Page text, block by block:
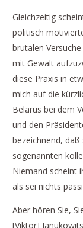
Gleichzeitig
politisch
brutalen
mit Gewalt
diese Praxis in
mich auf die
Belarus bei dem
und den
bezeichnend,
sogenannten
Niemand scheint
als sei nichts
Aber hören Sie,
[Viktor]